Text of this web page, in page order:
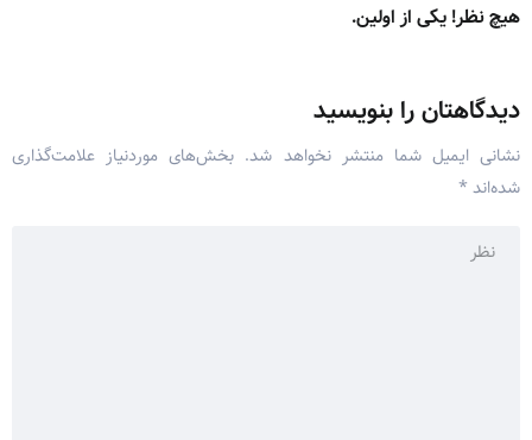
هیچ نظر! یکی از اولین.
دیدگاهتان را بنویسید
نشانی ایمیل شما منتشر نخواهد شد. بخش‌های موردنیاز علامت‌گذاری
شده‌اند *